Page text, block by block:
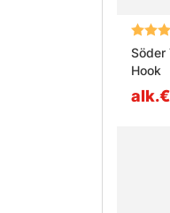
Arvio:
Söder
Hook